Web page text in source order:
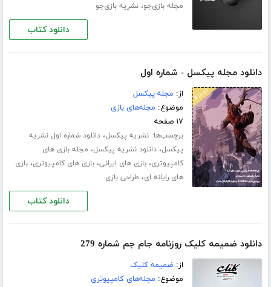
مجله بازی‌جو،نشریه بازی‌جو
دانلود کتاب
دانلود مجله پیکسل - شماره اول
از: مجله پیکسل
موضوع: مجله‌های بازی
۱۷ صفحه
برچسب‌ها:نشریه پیکسل،دانلود شماره اول نشریه
پیکسل،دانلود نشریه پیکسل، مجله بازی های
کامپیوتری،بازی های ایرانی،بازی های کامپیوتری،بازی
های رایانه ای، طراحی بازی
دانلود کتاب
دانلود ضمیمه کلیک روزنامه جام جم شماره 279
از: ضمیمه کلیک
موضوع: مجله‌های کامپیوتری